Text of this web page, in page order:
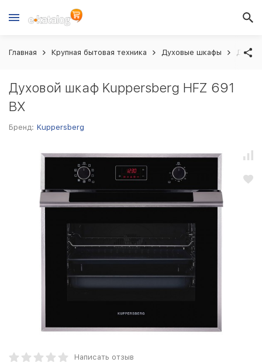
Главная Крупная бытовая техника Духовые шкафы
Духовой шкаф Kuppersberg HFZ 691
BX
Бренд: Kuppersberg
Написать отзыв